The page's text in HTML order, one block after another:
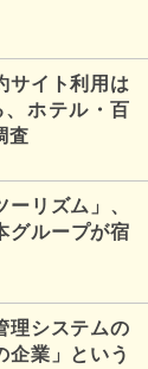
サイト利用は
ホテル・百
査
リズム」、
グループが宿
システムの
企業」という